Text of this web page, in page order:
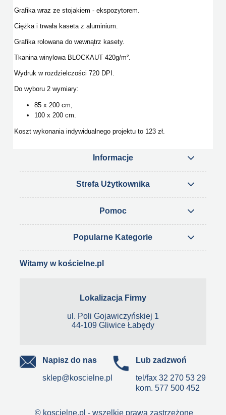
Grafika wraz ze stojakiem - ekspozytorem.
Ciężka i trwała kaseta z aluminium.
Grafika rolowana do wewnątrz kasety.
Tkanina winylowa BLOCKAUT 420g/m².
Wydruk w rozdzielczości 720 DPI.
Do wyboru 2 wymiary:
85 x 200 cm,
100 x 200 cm.
Koszt wykonania indywidualnego projektu to 123 zł.
Informacje
Strefa Użytkownika
Pomoc
Popularne Kategorie
Witamy w kościelne.pl
Lokalizacja Firmy
ul. Poli Gojawiczyńskiej 1
44-109 Gliwice Łabędy
Napisz do nas
sklep@koscielne.pl
Lub zadzwoń
tel/fax 32 270 53 29
kom. 577 500 452
© koscielne.pl - wszelkie prawa zastrzeżone